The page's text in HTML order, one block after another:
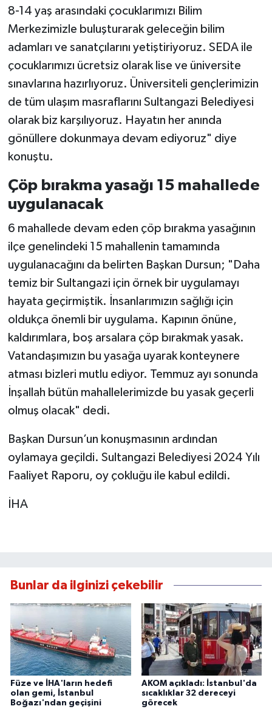
8-14 yaş arasındaki çocuklarımızı Bilim
Merkezimizle buluşturarak geleceğin bilim
adamları ve sanatçılarını yetiştiriyoruz. SEDA ile
çocuklarımızı ücretsiz olarak lise ve üniversite
sınavlarına hazırlıyoruz. Üniversiteli gençlerimizin
de tüm ulaşım masraflarını Sultangazi Belediyesi
olarak biz karşılıyoruz. Hayatın her anında
gönüllere dokunmaya devam ediyoruz" diye
konuştu.
Çöp bırakma yasağı 15 mahallede
uygulanacak
6 mahallede devam eden çöp bırakma yasağının
ilçe genelindeki 15 mahallenin tamamında
uygulanacağını da belirten Başkan Dursun; "Daha
temiz bir Sultangazi için örnek bir uygulamayı
hayata geçirmiştik. İnsanlarımızın sağlığı için
oldukça önemli bir uygulama. Kapının önüne,
kaldırımlara, boş arsalara çöp bırakmak yasak.
Vatandaşımızın bu yasağa uyarak konteynere
atması bizleri mutlu ediyor. Temmuz ayı sonunda
İnşallah bütün mahallelerimizde bu yasak geçerli
olmuş olacak" dedi.
Başkan Dursun’un konuşmasının ardından
oylamaya geçildi. Sultangazi Belediyesi 2024 Yılı
Faaliyet Raporu, oy çokluğu ile kabul edildi.
İHA
Bunlar da ilginizi çekebilir
Füze ve İHA'ların hedefi
olan gemi, İstanbul
Boğazı'ndan geçişini
AKOM açıkladı: İstanbul'da
sıcaklıklar 32 dereceyi
görecek